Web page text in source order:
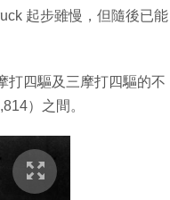
起步雖慢，但隨後已能
打四驅及三摩打四驅的不
）之間。